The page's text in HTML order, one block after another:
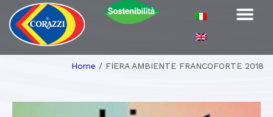
Home / FIERA AMBIENTE FRANCOFORTE 2018